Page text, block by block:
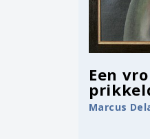
Een
Marcus